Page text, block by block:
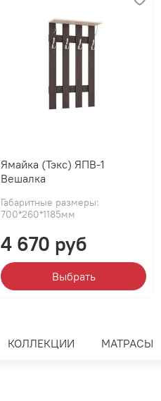
Ямайка (Тэкс) ЯПВ-1
Вешалка
Габаритные размеры:
700*260*1185мм
4 670 руб
Выбрать
КОЛЛЕКЦИИ МАТРАСЫ